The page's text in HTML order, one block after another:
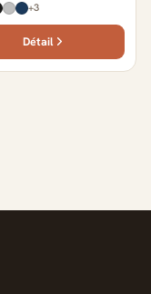
+3
Détail